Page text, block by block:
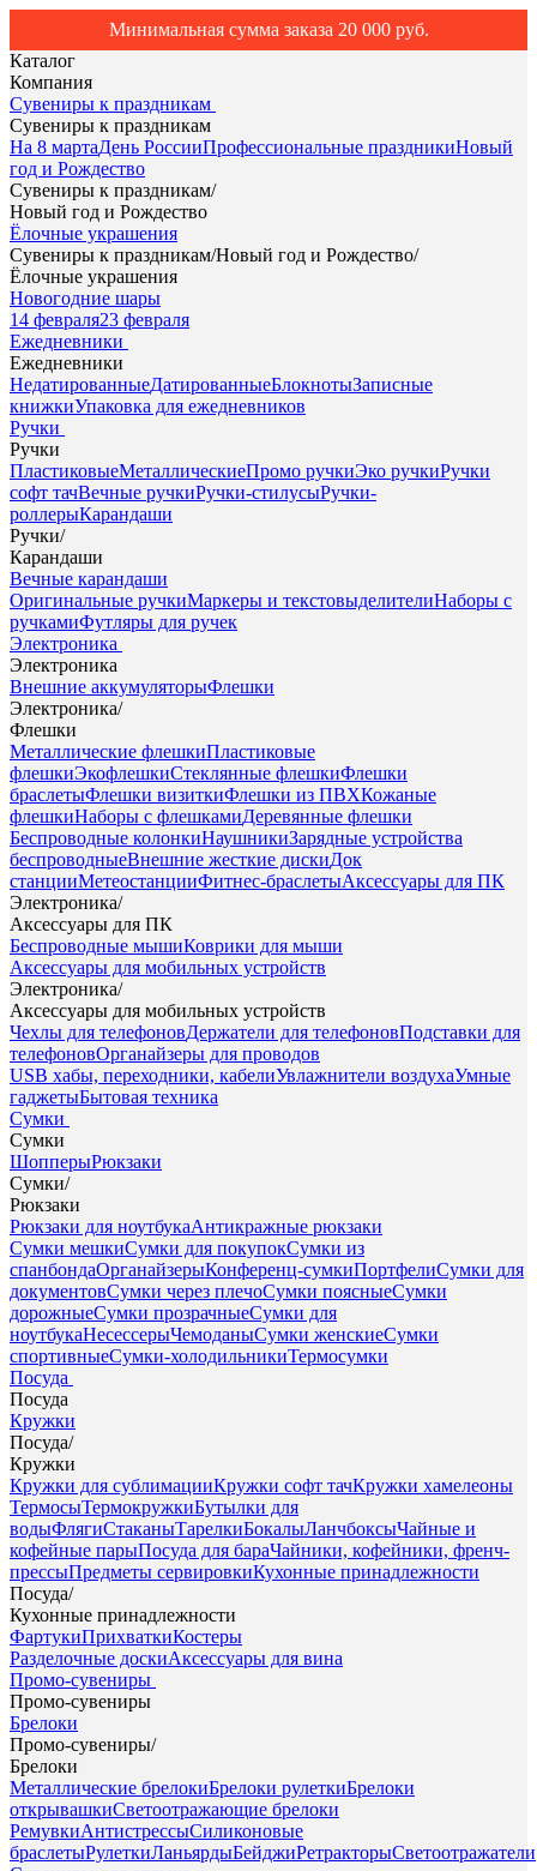
Минимальная сумма заказа 20 000 руб.
Каталог
Компания
Сувениры к праздникам
Сувениры к праздникам
На 8 мартаДень РоссииПрофессиональные праздникиНовый
год и Рождество
Сувениры к праздникам/
Новый год и Рождество
Ёлочные украшения
Сувениры к праздникам/Новый год и Рождество/
Ёлочные украшения
Новогодние шары
14 февраля23 февраля
Ежедневники
Ежедневники
НедатированныеДатированныеБлокнотыЗаписные
книжкиУпаковка для ежедневников
Ручки
Ручки
ПластиковыеМеталлическиеПромо ручкиЭко ручкиРучки
софт тачВечные ручкиРучки-стилусыРучки-
роллерыКарандаши
Ручки/
Карандаши
Вечные карандаши
Оригинальные ручкиМаркеры и текстовыделителиНаборы с
ручкамиФутляры для ручек
Электроника
Электроника
Внешние аккумуляторыФлешки
Электроника/
Флешки
Металлические флешкиПластиковые
флешкиЭкофлешкиСтеклянные флешкиФлешки
браслетыФлешки визиткиФлешки из ПВХКожаные
флешкиНаборы с флешкамиДеревянные флешки
Беспроводные колонкиНаушникиЗарядные устройства
беспроводныеВнешние жесткие дискиДок
станцииМетеостанцииФитнес-браслетыАксессуары для ПК
Электроника/
Аксессуары для ПК
Беспроводные мышиКоврики для мыши
Аксессуары для мобильных устройств
Электроника/
Аксессуары для мобильных устройств
Чехлы для телефоновДержатели для телефоновПодставки для
телефоновОрганайзеры для проводов
USB хабы, переходники, кабелиУвлажнители воздухаУмные
гаджетыБытовая техника
Сумки
Сумки
ШопперыРюкзаки
Сумки/
Рюкзаки
Рюкзаки для ноутбукаАнтикражные рюкзаки
Сумки мешкиСумки для покупокСумки из
спанбондаОрганайзерыКонференц-сумкиПортфелиСумки для
документовСумки через плечоСумки поясныеСумки
дорожныеСумки прозрачныеСумки для
ноутбукаНесессерыЧемоданыСумки женскиеСумки
спортивныеСумки-холодильникиТермосумки
Посуда
Посуда
Кружки
Посуда/
Кружки
Кружки для сублимацииКружки софт тачКружки хамелеоны
ТермосыТермокружкиБутылки для
водыФлягиСтаканыТарелкиБокалыЛанчбоксыЧайные и
кофейные парыПосуда для бараЧайники, кофейники, френч-
прессыПредметы сервировкиКухонные принадлежности
Посуда/
Кухонные принадлежности
ФартукиПрихваткиКостеры
Разделочные доскиАксессуары для вина
Промо-сувениры
Промо-сувениры
Брелоки
Промо-сувениры/
Брелоки
Металлические брелокиБрелоки рулеткиБрелоки
открывашкиСветоотражающие брелоки
РемувкиАнтистрессыСиликоновые
браслетыРулеткиЛаньярдыБейджиРетракторыСветоотражатели